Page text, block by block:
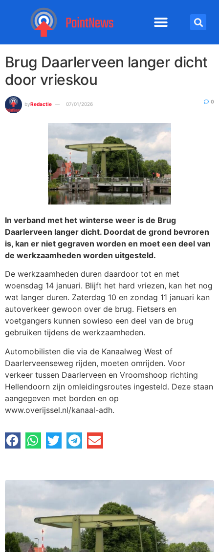
Brug Daarlerveen langer dicht
door vrieskou
byRedactie 07/01/2026 0
In verband met het winterse weer is de Brug
Daarlerveen langer dicht. Doordat de grond bevroren
is, kan er niet gegraven worden en moet een deel van
de werkzaamheden worden uitgesteld.
De werkzaamheden duren daardoor tot en met
woensdag 14 januari. Blijft het hard vriezen, kan het nog
wat langer duren. Zaterdag 10 en zondag 11 januari kan
autoverkeer gewoon over de brug. Fietsers en
voetgangers kunnen sowieso een deel van de brug
gebruiken tijdens de werkzaamheden.
Automobilisten die via de Kanaalweg West of
Daarlerveenseweg rijden, moeten omrijden. Voor
verkeer tussen Daarlerveen en Vroomshoop richting
Hellendoorn zijn omleidingsroutes ingesteld. Deze staan
aangegeven met borden en op
www.overijssel.nl/kanaal-adh.